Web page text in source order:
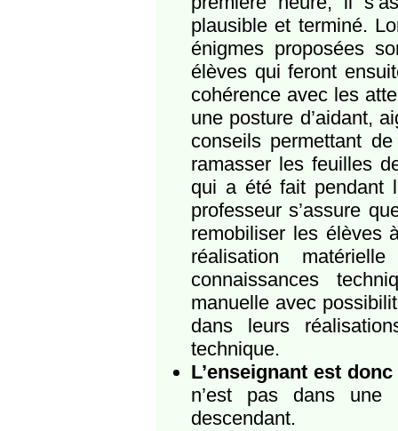
plausible et terminé.
énigmes proposées
élèves qui feront
cohérence avec les
une posture d’aidant,
conseils permettant
ramasser les feuilles
qui a été fait pendant
professeur s’assure
remobiliser les élèves
réalisation
connaissances
manuelle avec
dans leurs
technique.
L’enseignant est
n’est pas dans une
descendant.